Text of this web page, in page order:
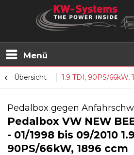
Menü
Übersicht 1.9 TDI, 90PS/66kW,
Pedalbox gegen
Pedalbox VW NEW
- 01/1998 bis 09/2010
90PS/66kW, 1896 ccm